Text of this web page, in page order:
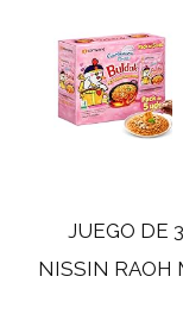
JUEGO DE
NISSIN RAOH